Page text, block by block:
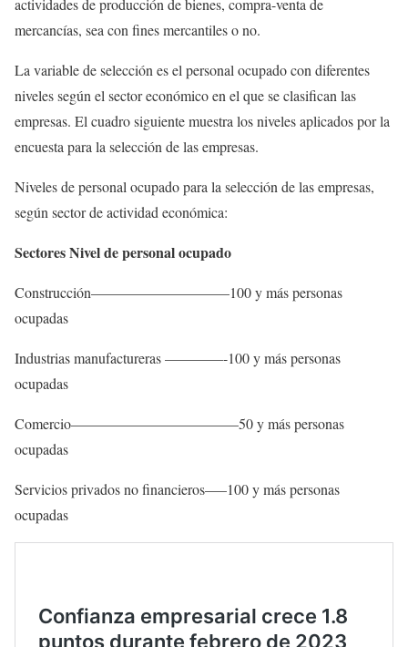
actividades de producción de bienes, compra-venta de
mercancías, sea con fines mercantiles o no.
La variable de selección es el personal ocupado con diferentes
niveles según el sector económico en el que se clasifican las
empresas. El cuadro siguiente muestra los niveles aplicados por la
encuesta para la selección de las empresas.
Niveles de personal ocupado para la selección de las empresas,
según sector de actividad económica:
Sectores Nivel de personal ocupado
Construcción—————————–100 y más personas
ocupadas
Industrias manufactureras ————-100 y más personas
ocupadas
Comercio———————————–50 y más personas
ocupadas
Servicios privados no financieros—–100 y más personas
ocupadas